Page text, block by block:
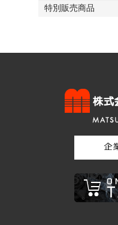
特別販売商品